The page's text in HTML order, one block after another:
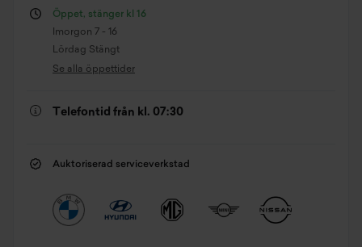
Öppet, stänger kl 16
Imorgon 7 - 16
Lördag Stängt
Se alla öppettider
Telefontid från kl. 07:30
Auktoriserad serviceverkstad